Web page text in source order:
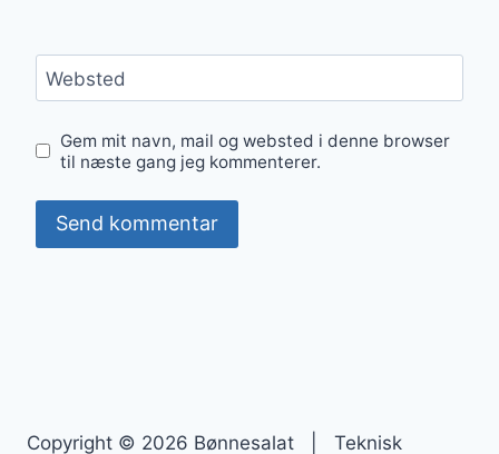
Websted
Gem mit navn, mail og websted i denne browser
til næste gang jeg kommenterer.
Copyright © 2026 Bønnesalat | Teknisk